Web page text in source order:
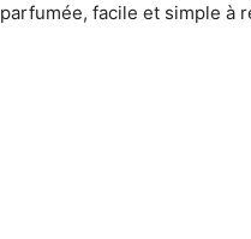
parfumée, facile et simple à